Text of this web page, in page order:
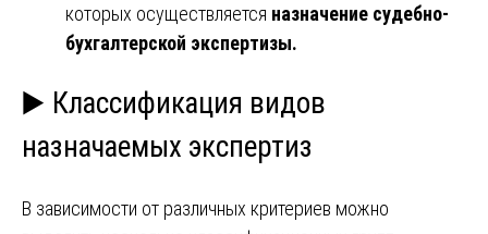
которых осуществляется назначение судебно-
бухгалтерской экспертизы.
▶️ Классификация видов
назначаемых экспертиз
В зависимости от различных критериев можно